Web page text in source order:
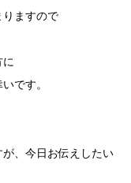
りますので
です。
、今日お伝えしたい